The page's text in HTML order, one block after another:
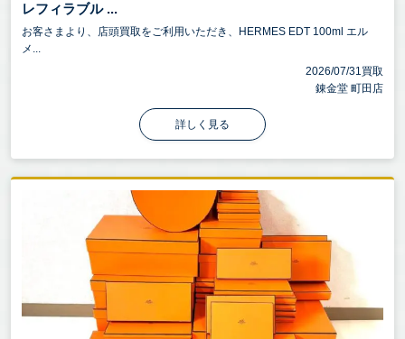
レフィラブル ...
お客さまより、店頭買取をご利用いただき、HERMES EDT 100ml エル
メ...
2026/07/31買取
錬金堂 町田店
詳しく見る